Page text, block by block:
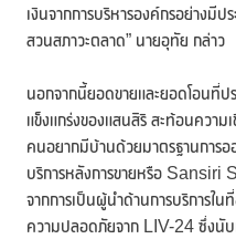
เงินจากการบริหารองค์กรอย่างมี
สวนสภาวะตลาด” นายอุทัย กล่าว
นอกจากนี้ยอดขายและยอดโอนที่ป
แข็งแกร่งของแสนสิริ สะท้อนควา
คนอยากมีบ้านด้วยมาตรฐานการ
บริการหลังการขายหรือ Sansiri
จากการเป็นผู้นำด้านการบริการใ
ความปลอดภัยจาก LIV-24 ซึ่งนั